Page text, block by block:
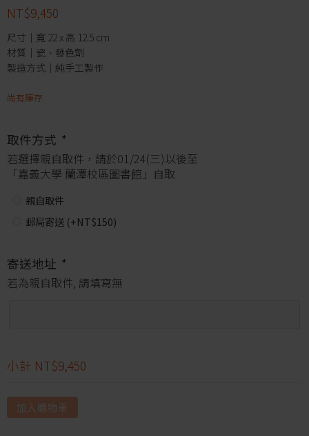
NT$9,450
尺寸｜寬 22 x 高 12.5 cm
材質｜瓷、發色劑
製造方式｜純手工製作
尚有庫存
取件方式 *
若選擇親自取件，請於01/24(三)以後至
「嘉義大學 蘭潭校區圖書館」自取
親自取件
郵局寄送 (+NT$150)
寄送地址 *
若為親自取件, 請填寫無
小計 NT$9,450
加入購物車